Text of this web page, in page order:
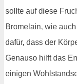
sollte auf diese
Bromelain, wie
dafür, dass der
Genauso hilft das
einigen